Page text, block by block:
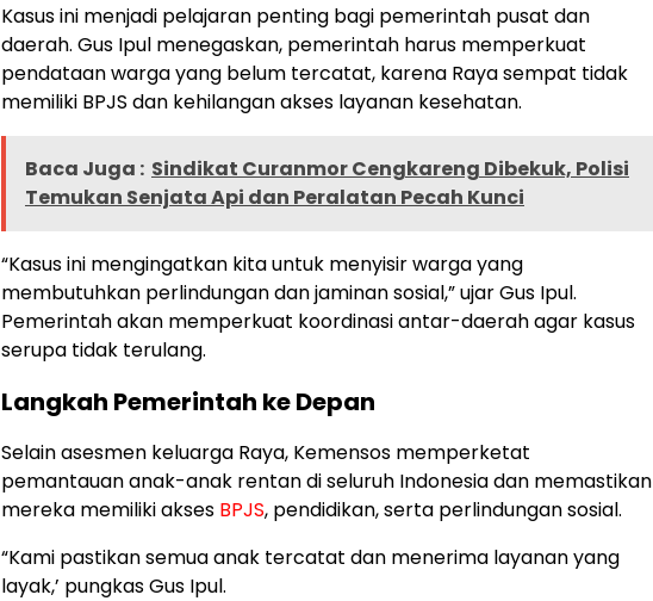
Kasus ini menjadi pelajaran penting bagi pemerintah pusat dan
daerah. Gus Ipul menegaskan, pemerintah harus memperkuat
pendataan warga yang belum tercatat, karena Raya sempat tidak
memiliki BPJS dan kehilangan akses layanan kesehatan.
Baca Juga : Sindikat Curanmor Cengkareng Dibekuk, Polisi
Temukan Senjata Api dan Peralatan Pecah Kunci
“Kasus ini mengingatkan kita untuk menyisir warga yang
membutuhkan perlindungan dan jaminan sosial,” ujar Gus Ipul.
Pemerintah akan memperkuat koordinasi antar-daerah agar kasus
serupa tidak terulang.
Langkah Pemerintah ke Depan
Selain asesmen keluarga Raya, Kemensos memperketat
pemantauan anak-anak rentan di seluruh Indonesia dan memastikan
mereka memiliki akses BPJS, pendidikan, serta perlindungan sosial.
“Kami pastikan semua anak tercatat dan menerima layanan yang
layak,’ pungkas Gus Ipul.